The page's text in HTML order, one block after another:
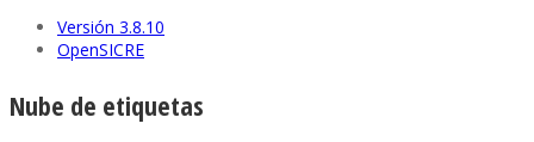
Versión 3.8.10
OpenSICRE
Nube de etiquetas